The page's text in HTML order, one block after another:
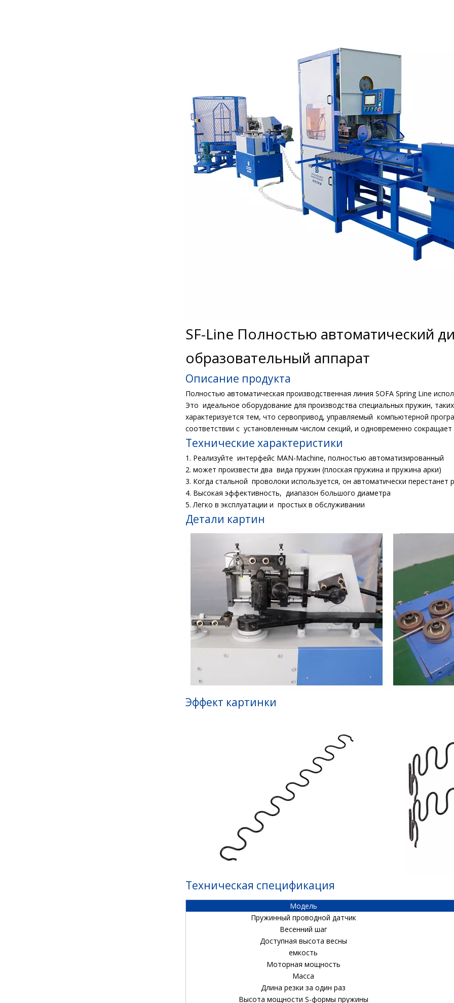
SF-Line Полностью автоматический
образовательный аппарат
Описание продукта
Полностью автоматическая производственная линия SOFA Spring Line
Это идеальное оборудование для производства специальных пружин,
характеризуется тем, что сервопривод, управляемый компьютерной
соответствии с установленным числом секций, и одновременно
Технические характеристики
1. Реализуйте интерфейс MAN-Machine, полностью автоматизированный
2. может произвести два вида пружин (плоская пружина и пружина арки)
3. Когда стальной проволоки используется, он автоматически перестанет
4. Высокая эффективность, диапазон большого диаметра
5. Легко в эксплуатации и простых в обслуживании
Детали картин
Эффект картинки
Техническая спецификация
Модель
Пружинный проводной датчик
Весенний шаг
Доступная высота весны
емкость
Моторная мощность
Масса
Длина резки за один раз
Высота мощности S-формы пружины